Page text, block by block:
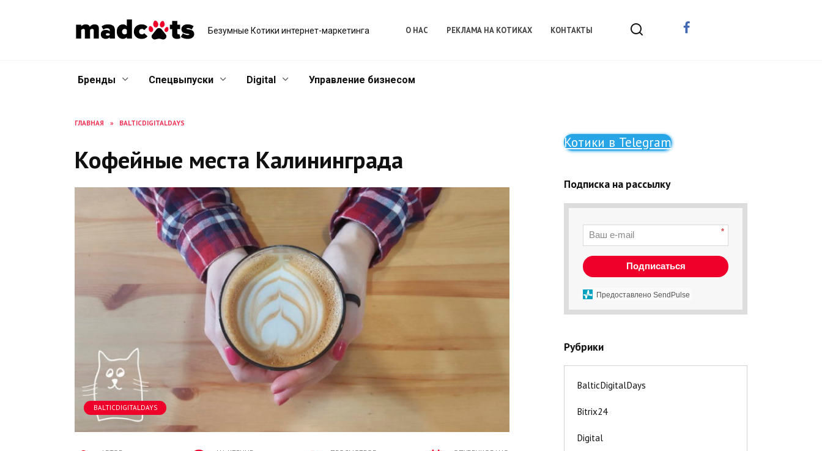
Безумные Котики интернет-маркетинга О НАС РЕКЛАМА НА КОТИКАХ КОНТАКТЫ
Бренды Спецвыпуски Digital Управление бизнесом
ГЛАВНАЯ » BALTICDIGITALDAYS
Кофейные места Калининграда
BALTICDIGITALDAYS
Котики в Telegram
Подписка на рассылку
*
Подписаться
Предоставлено SendPulse
Рубрики
BalticDigitalDays
Bitrix24
Digital